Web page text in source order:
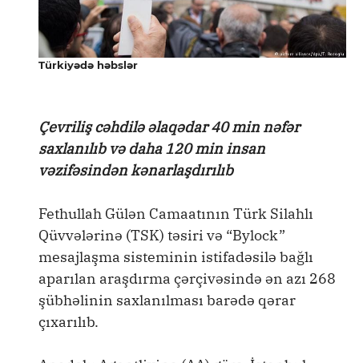
Türkiyədə həbslər
Çevriliş cəhdilə əlaqədar 40 min nəfər
saxlanılıb və daha 120 min insan
vəzifəsindən kənarlaşdırılıb
Fethullah Gülən Camaatının Türk Silahlı
Qüvvələrinə (TSK) təsiri və “Bylock”
mesajlaşma sisteminin istifadəsilə bağlı
aparılan araşdırma çərçivəsində ən azı 268
şübhəlinin saxlanılması barədə qərar
çıxarılıb.